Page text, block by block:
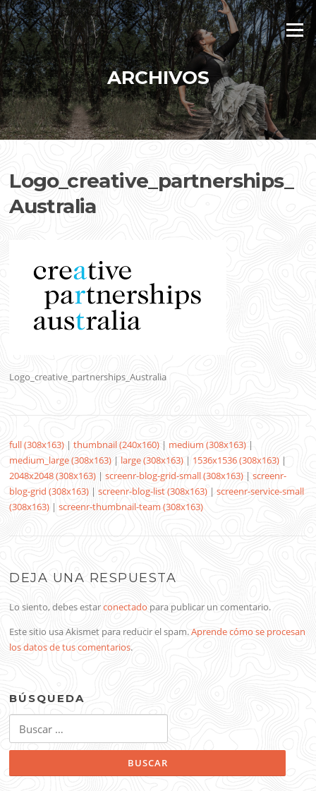
Saltar
al
contenido
Menú
ARCHIVOS
Logo_creative_partnerships_
Australia
Logo_creative_partnerships_Australia
full (308x163) |thumbnail (240x160) | medium (308x163) |
medium_large (308x163) | large (308x163) | 1536x1536 (308x163) |
2048x2048 (308x163) |screenr-blog-grid-small (308x163) |screenr-
blog-grid (308x163) |screenr-blog-list (308x163) |screenr-service-small
(308x163) |screenr-thumbnail-team (308x163)
DEJA UNA RESPUESTA
Lo siento, debes estarconectado para publicar un comentario.
Este sitio usa Akismet para reducir el spam.Aprende cómo se procesan
los datos de tus comentarios.
BÚSQUEDA